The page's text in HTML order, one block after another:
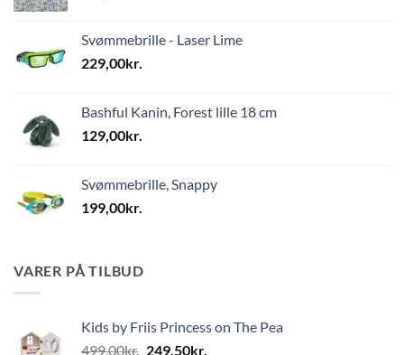
Svømmebrille - Laser Lime
229,00kr.
Bashful Kanin, Forest lille 18 cm
129,00kr.
Svømmebrille, Snappy
199,00kr.
VARER PÅ TILBUD
Kids by Friis Princess on The Pea
499,00kr. Den
249,50kr.